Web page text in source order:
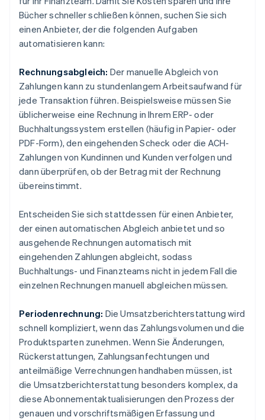
Bücher schneller schließen können, suchen Sie sich
einen Anbieter, der die folgenden Aufgaben
automatisieren kann:
Rechnungsabgleich: Der manuelle Abgleich von
Zahlungen kann zu stundenlangem Arbeitsaufwand für
jede Transaktion führen. Beispielsweise müssen Sie
üblicherweise eine Rechnung in Ihrem ERP- oder
Buchhaltungssystem erstellen (häufig in Papier- oder
PDF-Form), den eingehenden Scheck oder die ACH-
Zahlungen von Kundinnen und Kunden verfolgen und
dann überprüfen, ob der Betrag mit der Rechnung
übereinstimmt.
Entscheiden Sie sich stattdessen für einen Anbieter,
der einen automatischen Abgleich anbietet und so
ausgehende Rechnungen automatisch mit
eingehenden Zahlungen abgleicht, sodass
Buchhaltungs- und Finanzteams nicht in jedem Fall die
einzelnen Rechnungen manuell abgleichen müssen.
Periodenrechnung: Die Umsatzberichterstattung wird
schnell kompliziert, wenn das Zahlungsvolumen und die
Produktsparten zunehmen. Wenn Sie Änderungen,
Rückerstattungen, Zahlungsanfechtungen und
anteilmäßige Verrechnungen handhaben müssen, ist
die Umsatzberichterstattung besonders komplex, da
diese Abonnementaktualisierungen den Prozess der
genauen und vorschriftsmäßigen Erfassung und